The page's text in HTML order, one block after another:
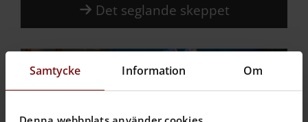
Samtycke Information Om
Det seglande skeppet
utställning